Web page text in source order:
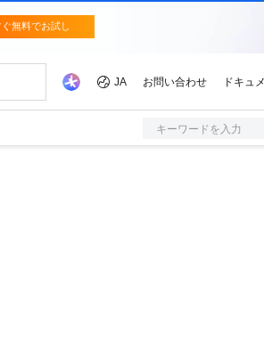
キーワードを入力